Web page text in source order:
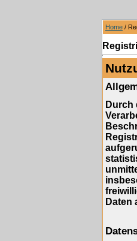
Home /
Durch
Daten